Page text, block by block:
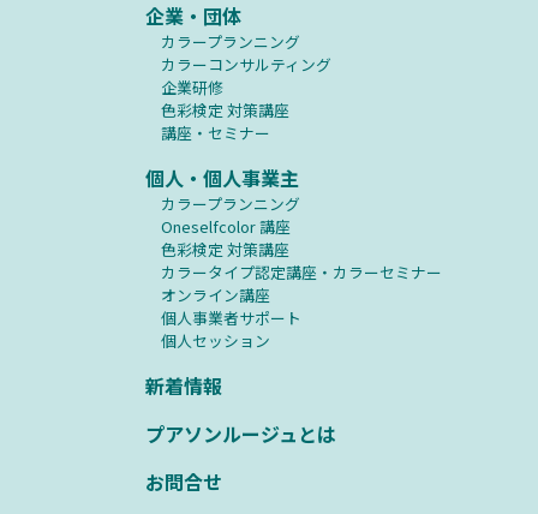
企業・団体
カラープランニング
カラーコンサルティング
企業研修
⾊彩検定 対策講座
講座・セミナー
個人・個人事業主
カラープランニング
Oneselfcolor 講座
⾊彩検定 対策講座
カラータイプ認定講座・カラーセミナー
オンライン講座
個人事業者サポート
個人セッション
新着情報
プアソンルージュとは
お問合せ